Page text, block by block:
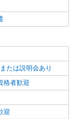
たは説明会あり
格者歓迎
迎